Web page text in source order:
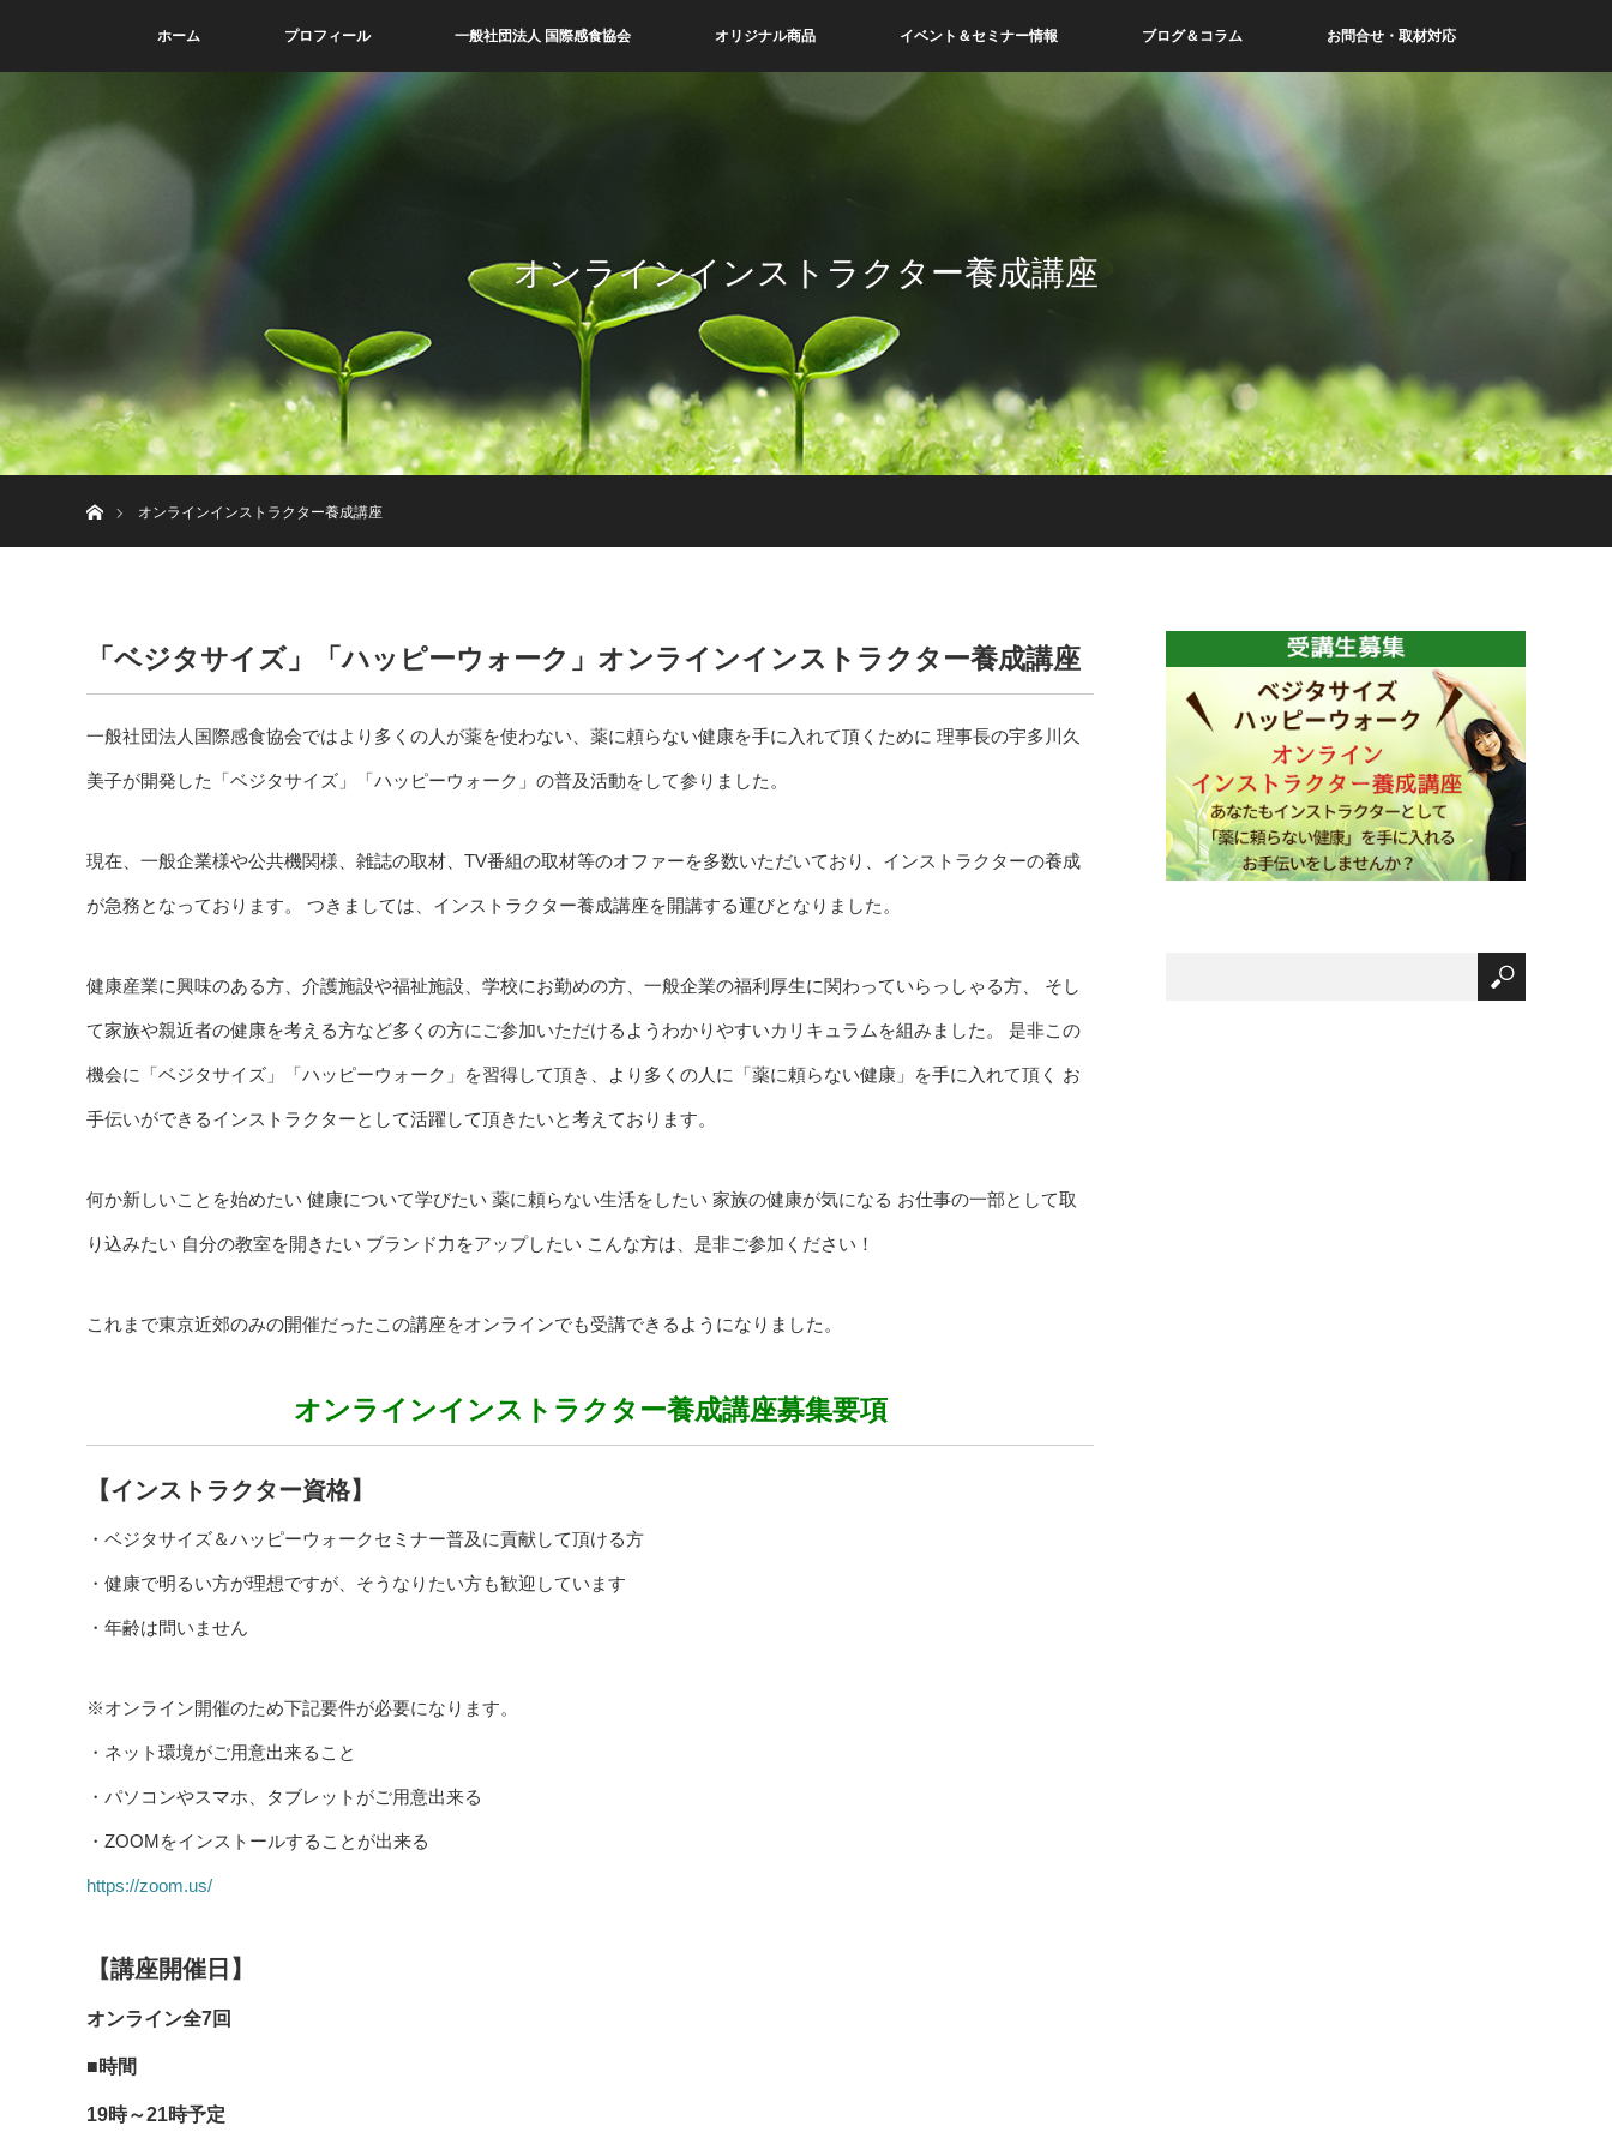
ホーム プロフィール 一般社団法人 国際感食協会 オリジナル商品 イベント＆セミナー情報 ブログ＆コラム お問合せ・取材対応
オンラインインストラクター養成講座
オンラインインストラクター養成講座
「ベジタサイズ」「ハッピーウォーク」オンラインインストラクター養成講座
一般社団法人国際感食協会ではより多くの人が薬を使わない、薬に頼らない健康を手に入れて頂くために 理事長の宇多川久
美子が開発した「ベジタサイズ」「ハッピーウォーク」の普及活動をして参りました。
現在、一般企業様や公共機関様、雑誌の取材、TV番組の取材等のオファーを多数いただいており、インストラクターの養成
が急務となっております。 つきましては、インストラクター養成講座を開講する運びとなりました。
健康産業に興味のある方、介護施設や福祉施設、学校にお勤めの方、一般企業の福利厚生に関わっていらっしゃる方、 そし
て家族や親近者の健康を考える方など多くの方にご参加いただけるようわかりやすいカリキュラムを組みました。 是非この
機会に「ベジタサイズ」「ハッピーウォーク」を習得して頂き、より多くの人に「薬に頼らない健康」を手に入れて頂く お
手伝いができるインストラクターとして活躍して頂きたいと考えております。
何か新しいことを始めたい 健康について学びたい 薬に頼らない生活をしたい 家族の健康が気になる お仕事の一部として取
り込みたい 自分の教室を開きたい ブランド力をアップしたい こんな方は、是非ご参加ください！
これまで東京近郊のみの開催だったこの講座をオンラインでも受講できるようになりました。
オンラインインストラクター養成講座募集要項
【インストラクター資格】
・ベジタサイズ＆ハッピーウォークセミナー普及に貢献して頂ける方
・健康で明るい方が理想ですが、そうなりたい方も歓迎しています
・年齢は問いません
※オンライン開催のため下記要件が必要になります。
・ネット環境がご用意出来ること
・パソコンやスマホ、タブレットがご用意出来る
・ZOOMをインストールすることが出来る
https://zoom.us/
【講座開催日】
オンライン全7回
■時間
19時～21時予定